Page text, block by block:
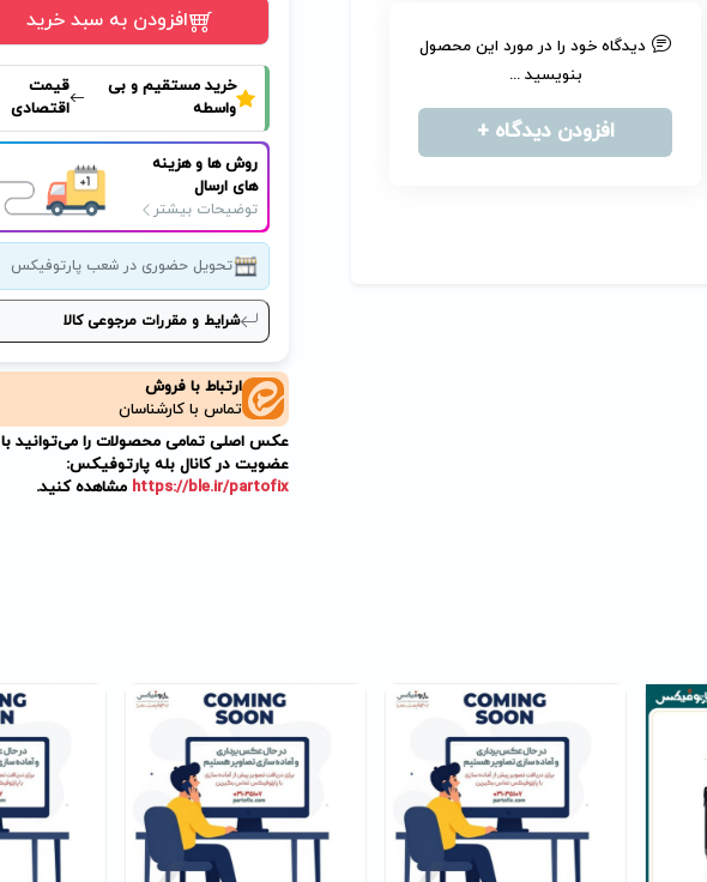
افزودن به سبد خرید
خرید مستقیم و بی
واسطه
قیمت
اقتصادی
روش ها و هزینه
های ارسال
توضیحات بیشتر
تحویل حضوری در شعب پارتوفیکس
شرایط و مقررات مرجوعی کالا
ارتباط با فروش
تماس با کارشناسان
عکس اصلی تمامی محصولات را می‌توانید با
عضویت در کانال بله پارتوفیکس:
https://ble.ir/partofix مشاهده کنید.
دیدگاه خود را در مورد این محصول
بنویسید ...
افزودن دیدگاه +